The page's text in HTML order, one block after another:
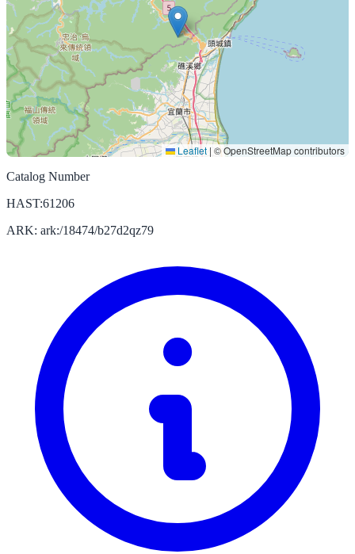
Leaflet | © OpenStreetMap contributors
Catalog Number
HAST:61206
ARK: ark:/18474/b27d2qz79